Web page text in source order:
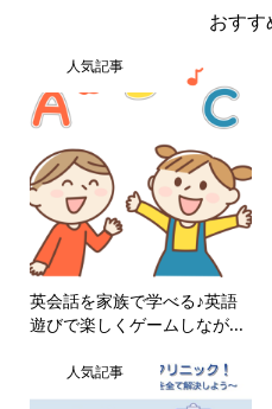
おす
人気記事
英会話を家族で学べる♪英語
遊びで楽しくゲームしなが...
人気記事